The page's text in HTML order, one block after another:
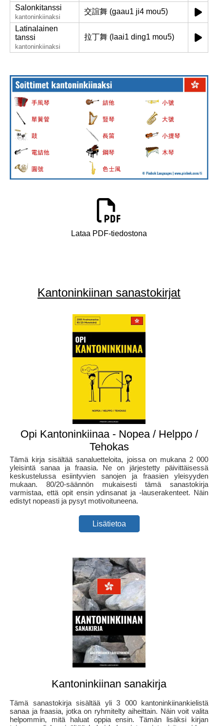
Salonkitanssi
kantoninkiinaksi
交誼舞 (gaau1 ji4 mou5)
Latinalainen
tanssi
kantoninkiinaksi
拉丁舞 (laai1 ding1 mou5)
Lataa PDF-tiedostona
Kantoninkiinan sanastokirjat
Opi Kantoninkiinaa - Nopea / Helppo /
Tehokas
Tämä kirja sisältää sanaluetteloita, joissa on mukana 2 000
yleisintä sanaa ja fraasia. Ne on järjestetty päivittäisessä
keskustelussa esiintyvien sanojen ja fraasien yleisyyden
mukaan. 80/20-säännön mukaisesti tämä sanastokirja
varmistaa, että opit ensin ydinsanat ja -lauserakenteet. Näin
edistyt nopeasti ja pysyt motivoituneena.
Lisätietoa
Kantoninkiinan sanakirja
Tämä sanastokirja sisältää yli 3 000 kantoninkiinankielistä
sanaa ja fraasia, jotka on ryhmitelty aiheittain. Näin voit valita
helpommin, mitä haluat oppia ensin. Tämän lisäksi kirjan